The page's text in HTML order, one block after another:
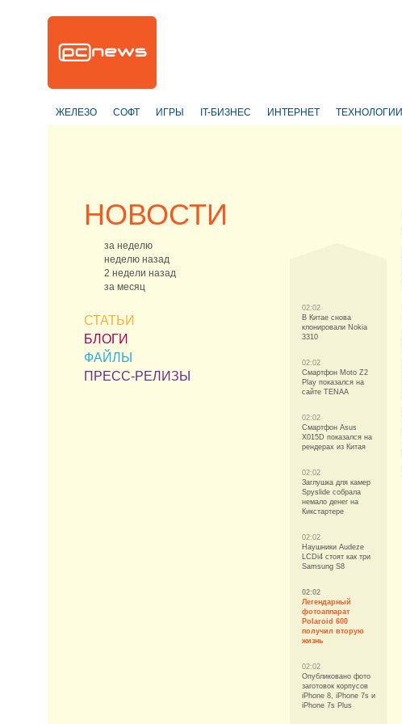
ЖЕЛЕЗО СОФТ ИГРЫ IT-БИЗНЕС ИНТЕРНЕТ ТЕХНОЛОГИИ
НОВОСТИ
за неделю
неделю назад
2 недели назад
за месяц
СТАТЬИ
БЛОГИ
ФАЙЛЫ
ПРЕСС-РЕЛИЗЫ
02:02
В Китае снова
клонировали Nokia
3310
02:02
Смартфон Moto Z2
Play показался на
сайте TENAA
02:02
Смартфон Asus
X015D показался на
рендерах из Китая
02:02
Заглушка для камер
Spyslide собрала
немало денег на
Кикстартере
02:02
Наушники Audeze
LCDi4 стоят как три
Samsung S8
02:02
Легендарный
фотоаппарат
Polaroid 600
получил вторую
жизнь
02:02
Опубликовано фото
заготовок корпусов
iPhone 8, iPhone 7s и
iPhone 7s Plus